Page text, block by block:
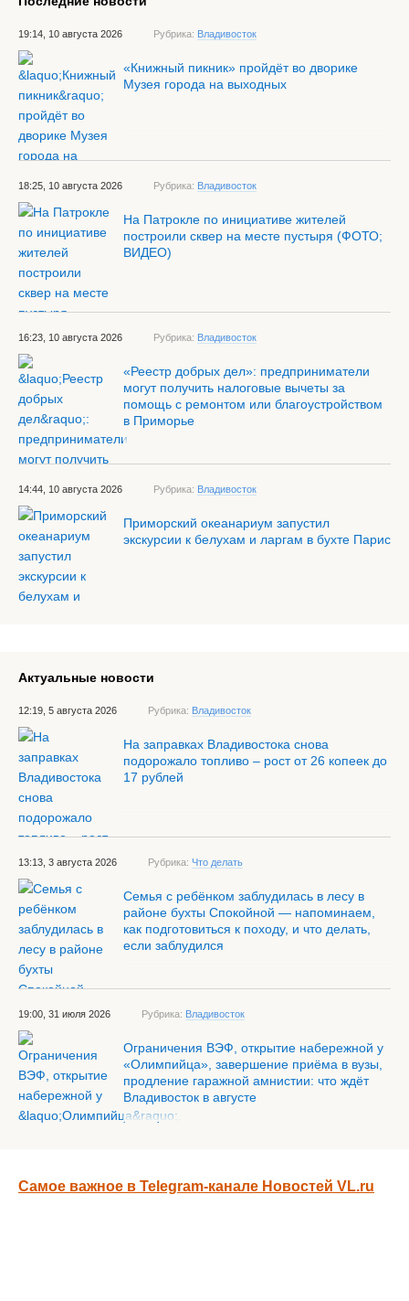
19:14, 10 августа 2026 Рубрика: Владивосток
«Книжный пикник» пройдёт во дворике
Музея города на выходных
18:25, 10 августа 2026 Рубрика: Владивосток
На Патрокле по инициативе жителей
построили сквер на месте пустыря (ФОТО;
ВИДЕО)
16:23, 10 августа 2026 Рубрика: Владивосток
«Реестр добрых дел»: предприниматели
могут получить налоговые вычеты за
помощь с ремонтом или благоустройством
в Приморье
14:44, 10 августа 2026 Рубрика: Владивосток
Приморский океанариум запустил
экскурсии к белухам и ларгам в бухте Парис
Актуальные новости
12:19, 5 августа 2026 Рубрика: Владивосток
На заправках Владивостока снова
подорожало топливо – рост от 26 копеек до
17 рублей
13:13, 3 августа 2026 Рубрика: Что делать
Семья с ребёнком заблудилась в лесу в
районе бухты Спокойной — напоминаем,
как подготовиться к походу, и что делать,
если заблудился
19:00, 31 июля 2026 Рубрика: Владивосток
Ограничения ВЭФ, открытие набережной у
«Олимпийца», завершение приёма в вузы,
продление гаражной амнистии: что ждёт
Владивосток в августе
Самое важное в Telegram-канале Новостей VL.ru